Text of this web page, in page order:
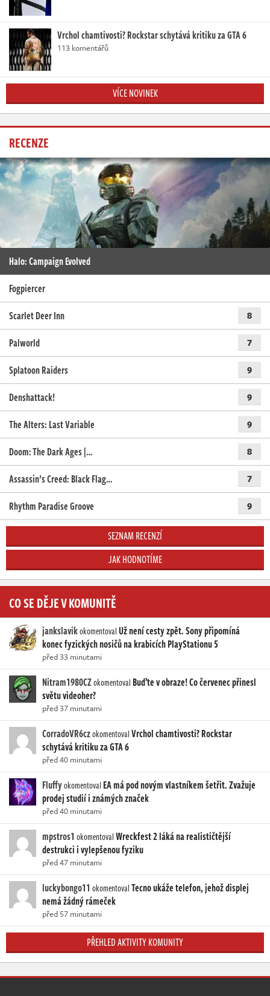
Vrchol chamtivosti? Rockstar schytává kritiku za GTA 6
113 komentářů
VÍCE NOVINEK
RECENZE
Halo: Campaign Evolved
Fogpiercer
Scarlet Deer Inn
8
Palworld 7
Splatoon Raiders 9
Denshattack! 9
The Alters: Last Variable 9
Doom: The Dark Ages |… 8
Assassin’s Creed: Black Flag… 7
Rhythm Paradise Groove 9
SEZNAM RECENZÍ
JAK HODNOTÍME
CO SE DĚJE V KOMUNITĚ
jankslavikokomentovalUž není cesty zpět. Sony připomíná
konec fyzických nosičů na krabicích PlayStationu 5
před 33 minutami
Nitram1980CZokomentoval Buďte v obraze! Co červenec přinesl
světu videoher?
před 37 minutami
CorradoVR6czokomentovalVrchol chamtivosti? Rockstar
schytává kritiku za GTA 6
před 40 minutami
Fluffyokomentoval EA má pod novým vlastníkem šetřit. Zvažuje
prodej studií i známých značek
před 40 minutami
mpstros1 okomentovalWreckfest 2 láká na realističtější
destrukci i vylepšenou fyziku
před 47 minutami
luckybongo11 okomentovalTecno ukáže telefon, jehož displej
nemá žádný rámeček
před 57 minutami
PŘEHLED AKTIVITY KOMUNITY